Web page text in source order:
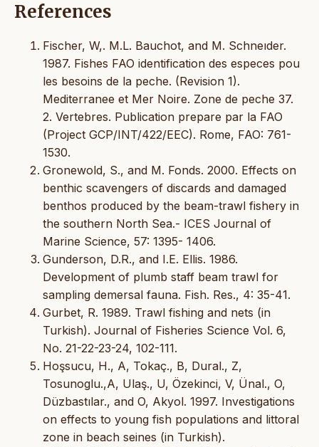
References
Fischer, W,. M.L. Bauchot, and M. Schneıder.
1987. Fishes FAO identification des especes pou
les besoins de la peche. (Revision 1).
Mediterranee et Mer Noire. Zone de peche 37.
2. Vertebres. Publication prepare par la FAO
(Project GCP/INT/422/EEC). Rome, FAO: 761-
1530.
Gronewold, S., and M. Fonds. 2000. Effects on
benthic scavengers of discards and damaged
benthos produced by the beam-trawl fishery in
the southern North Sea.- ICES Journal of
Marine Science, 57: 1395- 1406.
Gunderson, D.R., and I.E. Ellis. 1986.
Development of plumb staff beam trawl for
sampling demersal fauna. Fish. Res., 4: 35-41.
Gurbet, R. 1989. Trawl fishing and nets (in
Turkish). Journal of Fisheries Science Vol. 6,
No. 21-22-23-24, 102-111.
Hoşsucu, H., A, Tokaç., B, Dural., Z,
Tosunoglu.,A, Ulaş., U, Özekinci, V, Ünal., O,
Düzbastılar., and O, Akyol. 1997. Investigations
on effects to young fish populations and littoral
zone in beach seines (in Turkish).